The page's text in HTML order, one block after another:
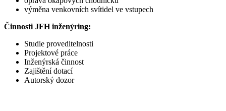
výměna venkovních svítidel ve vstupech
Činnosti JFH inženýring:
Studie proveditelnosti
Projektové práce
Inženýrská činnost
Zajištění dotací
Autorský dozor